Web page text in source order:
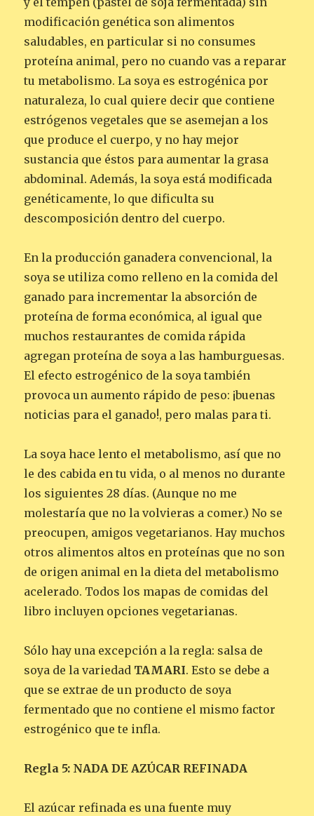
modificación genética son alimentos
saludables, en particular si no consumes
proteína animal, pero no cuando vas a reparar
tu metabolismo. La soya es estrogénica por
naturaleza, lo cual quiere decir que contiene
estrógenos vegetales que se asemejan a los
que produce el cuerpo, y no hay mejor
sustancia que éstos para aumentar la grasa
abdominal. Además, la soya está modificada
genéticamente, lo que dificulta su
descomposición dentro del cuerpo.
En la producción ganadera convencional, la
soya se utiliza como relleno en la comida del
ganado para incrementar la absorción de
proteína de forma económica, al igual que
muchos restaurantes de comida rápida
agregan proteína de soya a las hamburguesas.
El efecto estrogénico de la soya también
provoca un aumento rápido de peso: ¡buenas
noticias para el ganado!, pero malas para ti.
La soya hace lento el metabolismo, así que no
le des cabida en tu vida, o al menos no durante
los siguientes 28 días. (Aunque no me
molestaría que no la volvieras a comer.) No se
preocupen, amigos vegetarianos. Hay muchos
otros alimentos altos en proteínas que no son
de origen animal en la dieta del metabolismo
acelerado. Todos los mapas de comidas del
libro incluyen opciones vegetarianas.
Sólo hay una excepción a la regla: salsa de
soya de la variedad TAMARI. Esto se debe a
que se extrae de un producto de soya
fermentado que no contiene el mismo factor
estrogénico que te infla.
Regla 5: NADA DE AZÚCAR REFINADA
El azúcar refinada es una fuente muy